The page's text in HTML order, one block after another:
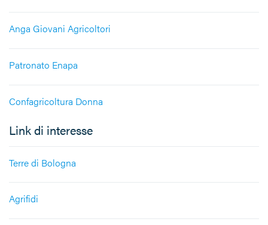
Anga Giovani Agricoltori
Patronato Enapa
Confagricoltura Donna
Link di interesse
Terre di Bologna
Agrifidi